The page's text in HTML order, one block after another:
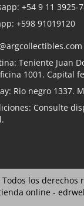
+54 9 11 3925-
+598 91019120
Teniente Juan
1001. Capital
Rio negro 1337.
Consulte
los derechos
online -